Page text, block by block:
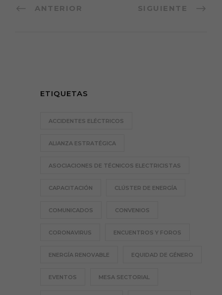
ANTERIOR SIGUIENTE
ETIQUETAS
ACCIDENTES ELÉCTRICOS
ALIANZA ESTRATÉGICA
ASOCIACIONES DE TÉCNICOS ELECTRICISTAS
CAPACITACIÓN CLÚSTER DE ENERGÍA
COMUNICADOS CONVENIOS
CORONAVIRUS ENCUENTROS Y FOROS
ENERGÍA RENOVABLE EQUIDAD DE GÉNERO
EVENTOS MESA SECTORIAL